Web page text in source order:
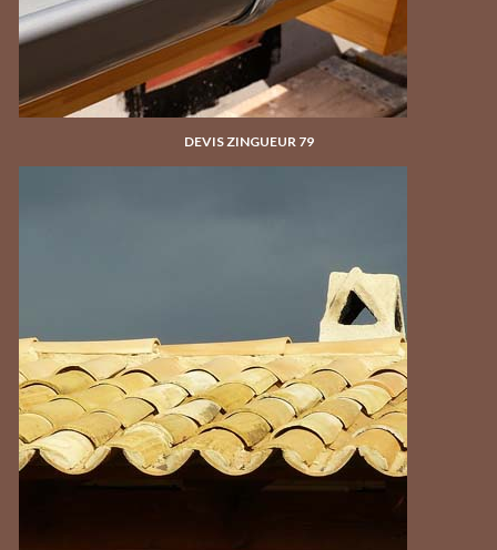
DEVIS ZINGUEUR 79